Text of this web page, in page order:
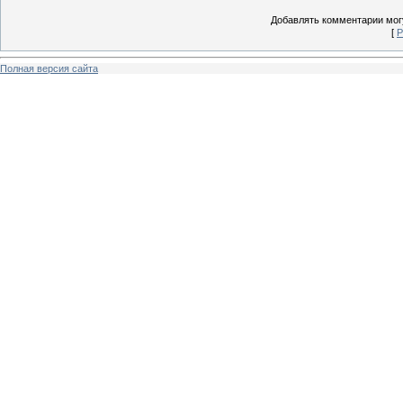
Добавлять комментарии
[
Полная версия сайта